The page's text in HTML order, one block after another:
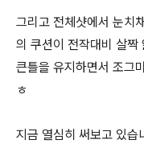
그리고 전체샷에서 눈치
의 쿠션이 전작대비 살짝
큰틀을 유지하면서 조그
ㅎ
지금 열심히 써보고 있습